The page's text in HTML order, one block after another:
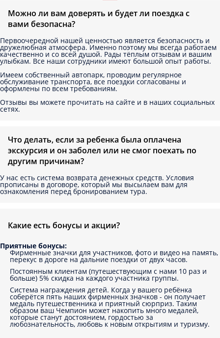
Можно ли вам доверять и будет ли поездка с
вами безопасна?
Первоочередной нашей ценностью является безопасность и
дружелюбная атмосфера. Именно поэтому мы всегда работаем
качественно и со всей душой. Рады тёплым отзывам и вашим
улыбкам. Все наши сотрудники имеют большой опыт работы.
Имеем собственный автопарк, проводим регулярное
обслуживание транспорта, все поездки согласованы и
оформлены по всем требованиям.
Отзывы вы можете прочитать на сайте и в наших социальных
сетях.
Что делать, если за ребенка была оплачена
экскурсия и он заболел или не смог поехать по
другим причинам?
У нас есть система возврата денежных средств. Условия
прописаны в договоре, который мы высылаем вам для
ознакомления перед бронированием тура.
Какие есть бонусы и акции?
Приятные бонусы:
Фирменные значки для участников, фото и видео на память,
перекус в дороге на дальние поездки от двух часов.
Постоянным клиентам (путешествующим с нами 10 раз и
больше) 5% скидка на каждого участника группы.
Система награждения детей. Когда у вашего ребёнка
соберётся пять наших фирменных значков - он получает
медаль путешественника и приятный сюрприз. Таким
образом ваш Чемпион может накопить много медалей,
которые станут достоянием, гордостью за
любознательность, любовь к новым открытиям и туризму.